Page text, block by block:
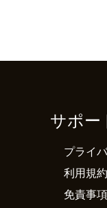
サポー
プライ
利用規約
免責事項